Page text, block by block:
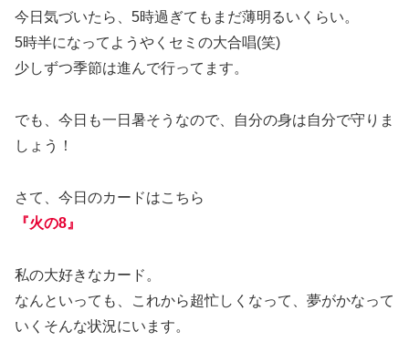
今日気づいたら、5時過ぎてもまだ薄明るいくらい。
5時半になってようやくセミの大合唱(笑)
少しずつ季節は進んで行ってます。
でも、今日も一日暑そうなので、自分の身は自分で守りま
しょう！
さて、今日のカードはこちら
『火の8』
私の大好きなカード。
なんといっても、これから超忙しくなって、夢がかなって
いくそんな状況にいます。